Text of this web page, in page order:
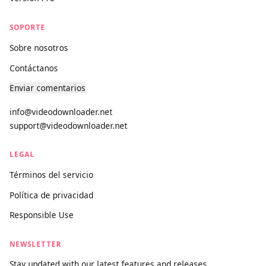
videodownloader.net
El descargador de medios universal más potente del mundo.
Rápido, premium y gratis para siempre.
Descargador de Video
SOPORTE
Sobre nosotros
Contáctanos
info@videodownloader.net